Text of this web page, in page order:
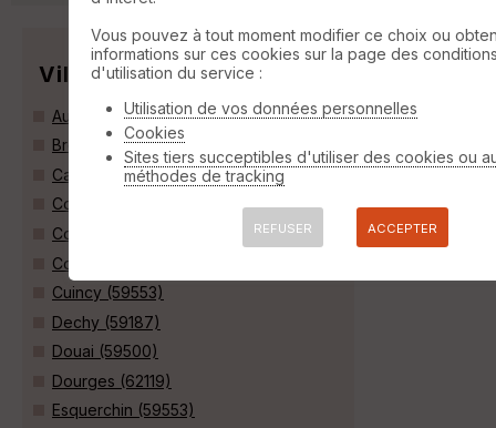
Villes
Auby (59950)
Brebières (62117)
Carvin (62220)
Corbehem (62112)
Courcelles-lès-Lens (62970)
Courchelettes (59552)
Cuincy (59553)
Dechy (59187)
Douai (59500)
Dourges (62119)
Esquerchin (59553)
Vous pouvez à tout moment modifier ce choix ou
informations sur ces cookies sur la page des
d'utilisation du service :
Utilisation de vos données personnelles
Cookies
Sites tiers succeptibles d'utiliser des cookies ou
méthodes de tracking
REFUSER ACCEPTER